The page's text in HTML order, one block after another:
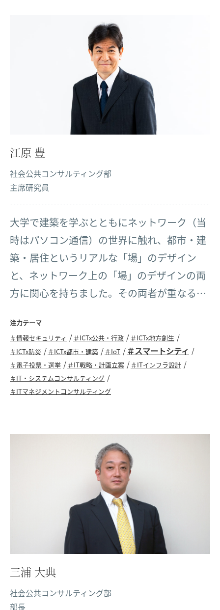
江原 豊
社会公共コンサルティング部
主席研究員
大学で建築を学ぶとともにネットワーク（当
時はパソコン通信）の世界に触れ、都市・建
築・居住というリアルな「場」のデザイン
と、ネットワーク上の「場」のデザインの両
方に関心を持ちました。その両者が重なる領
ザイン会社を経て、当社に入社しました。
以来、「地域・行政×ICT」をテーマとした
プロジェクトに幅広く携わっています。
注力テーマ
＃情報セキュリティ
＃ICTx公共・行政
＃ICTx地方創生
＃ICTx防災
＃ICTx都市・建築 ＃IoT ＃スマートシティ
＃電子投票・選挙 ＃IT戦略・計画立案
＃ITインフラ設計
＃IT・システムコンサルティング
＃ITマネジメントコンサルティング
三浦 大典
社会公共コンサルティング部
部長